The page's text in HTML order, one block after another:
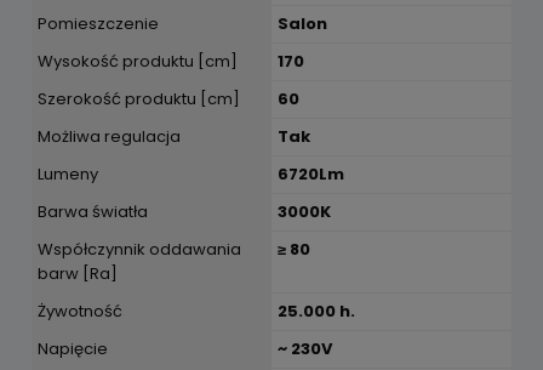
Pomieszczenie
Salon
Wysokość produktu [cm]
170
Szerokość produktu [cm]
60
Możliwa regulacja
Tak
Lumeny
6720Lm
Barwa światła
3000K
Współczynnik oddawania
barw [Ra]
≥ 80
Żywotność
25.000 h.
Napięcie
~ 230V